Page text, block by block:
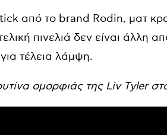
από το brand Rodin, ματ
πινελιά δεν είναι άλλη
τέλεια λάμψη.
ομορφιάς της Liv Tyler